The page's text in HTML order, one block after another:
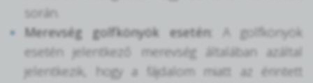
során.
Merevség golfkönyök esetén:
A golfkönyök
esetén jelentkező merevség általában azáltal
jelentkezik, hogy a fájdalom miatt az érintett